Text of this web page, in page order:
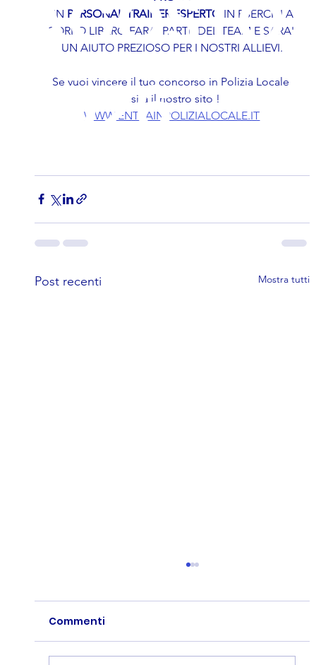
AGOSTO
2026
UN PERSONAL TRAINER ESPERTO
IN ESERCIZI A
CORPO LIBERO FARA' PARTE DEL TEAM E SARA'
UN AIUTO PREZIOSO PER I NOSTRI ALLIEVI.
Se vuoi vincere il tuo concorso in Polizia Locale
visita il nostro sito !
WWW.ENTRAINPOLIZIALOCALE.IT
Post recenti Mostra tutti
Commenti